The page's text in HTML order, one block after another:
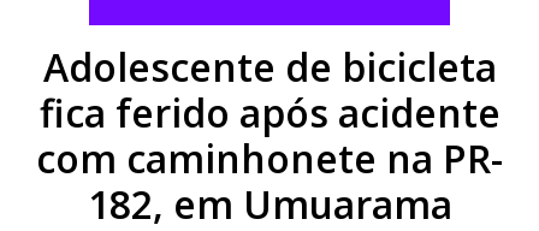
Adolescente de bicicleta
fica ferido após acidente
com caminhonete na PR-
182, em Umuarama